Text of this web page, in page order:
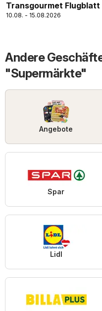
Transgourmet Flugblatt
10.08. - 15.08.2026
Andere
"Supermärkte"
Angebote
Spar
Lidl